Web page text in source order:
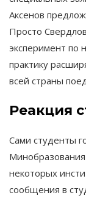
Аксенов
Просто
эксперимент по
практику
всей страны
Реакция
Сами студенты
Минобразования
некоторых
сообщения в